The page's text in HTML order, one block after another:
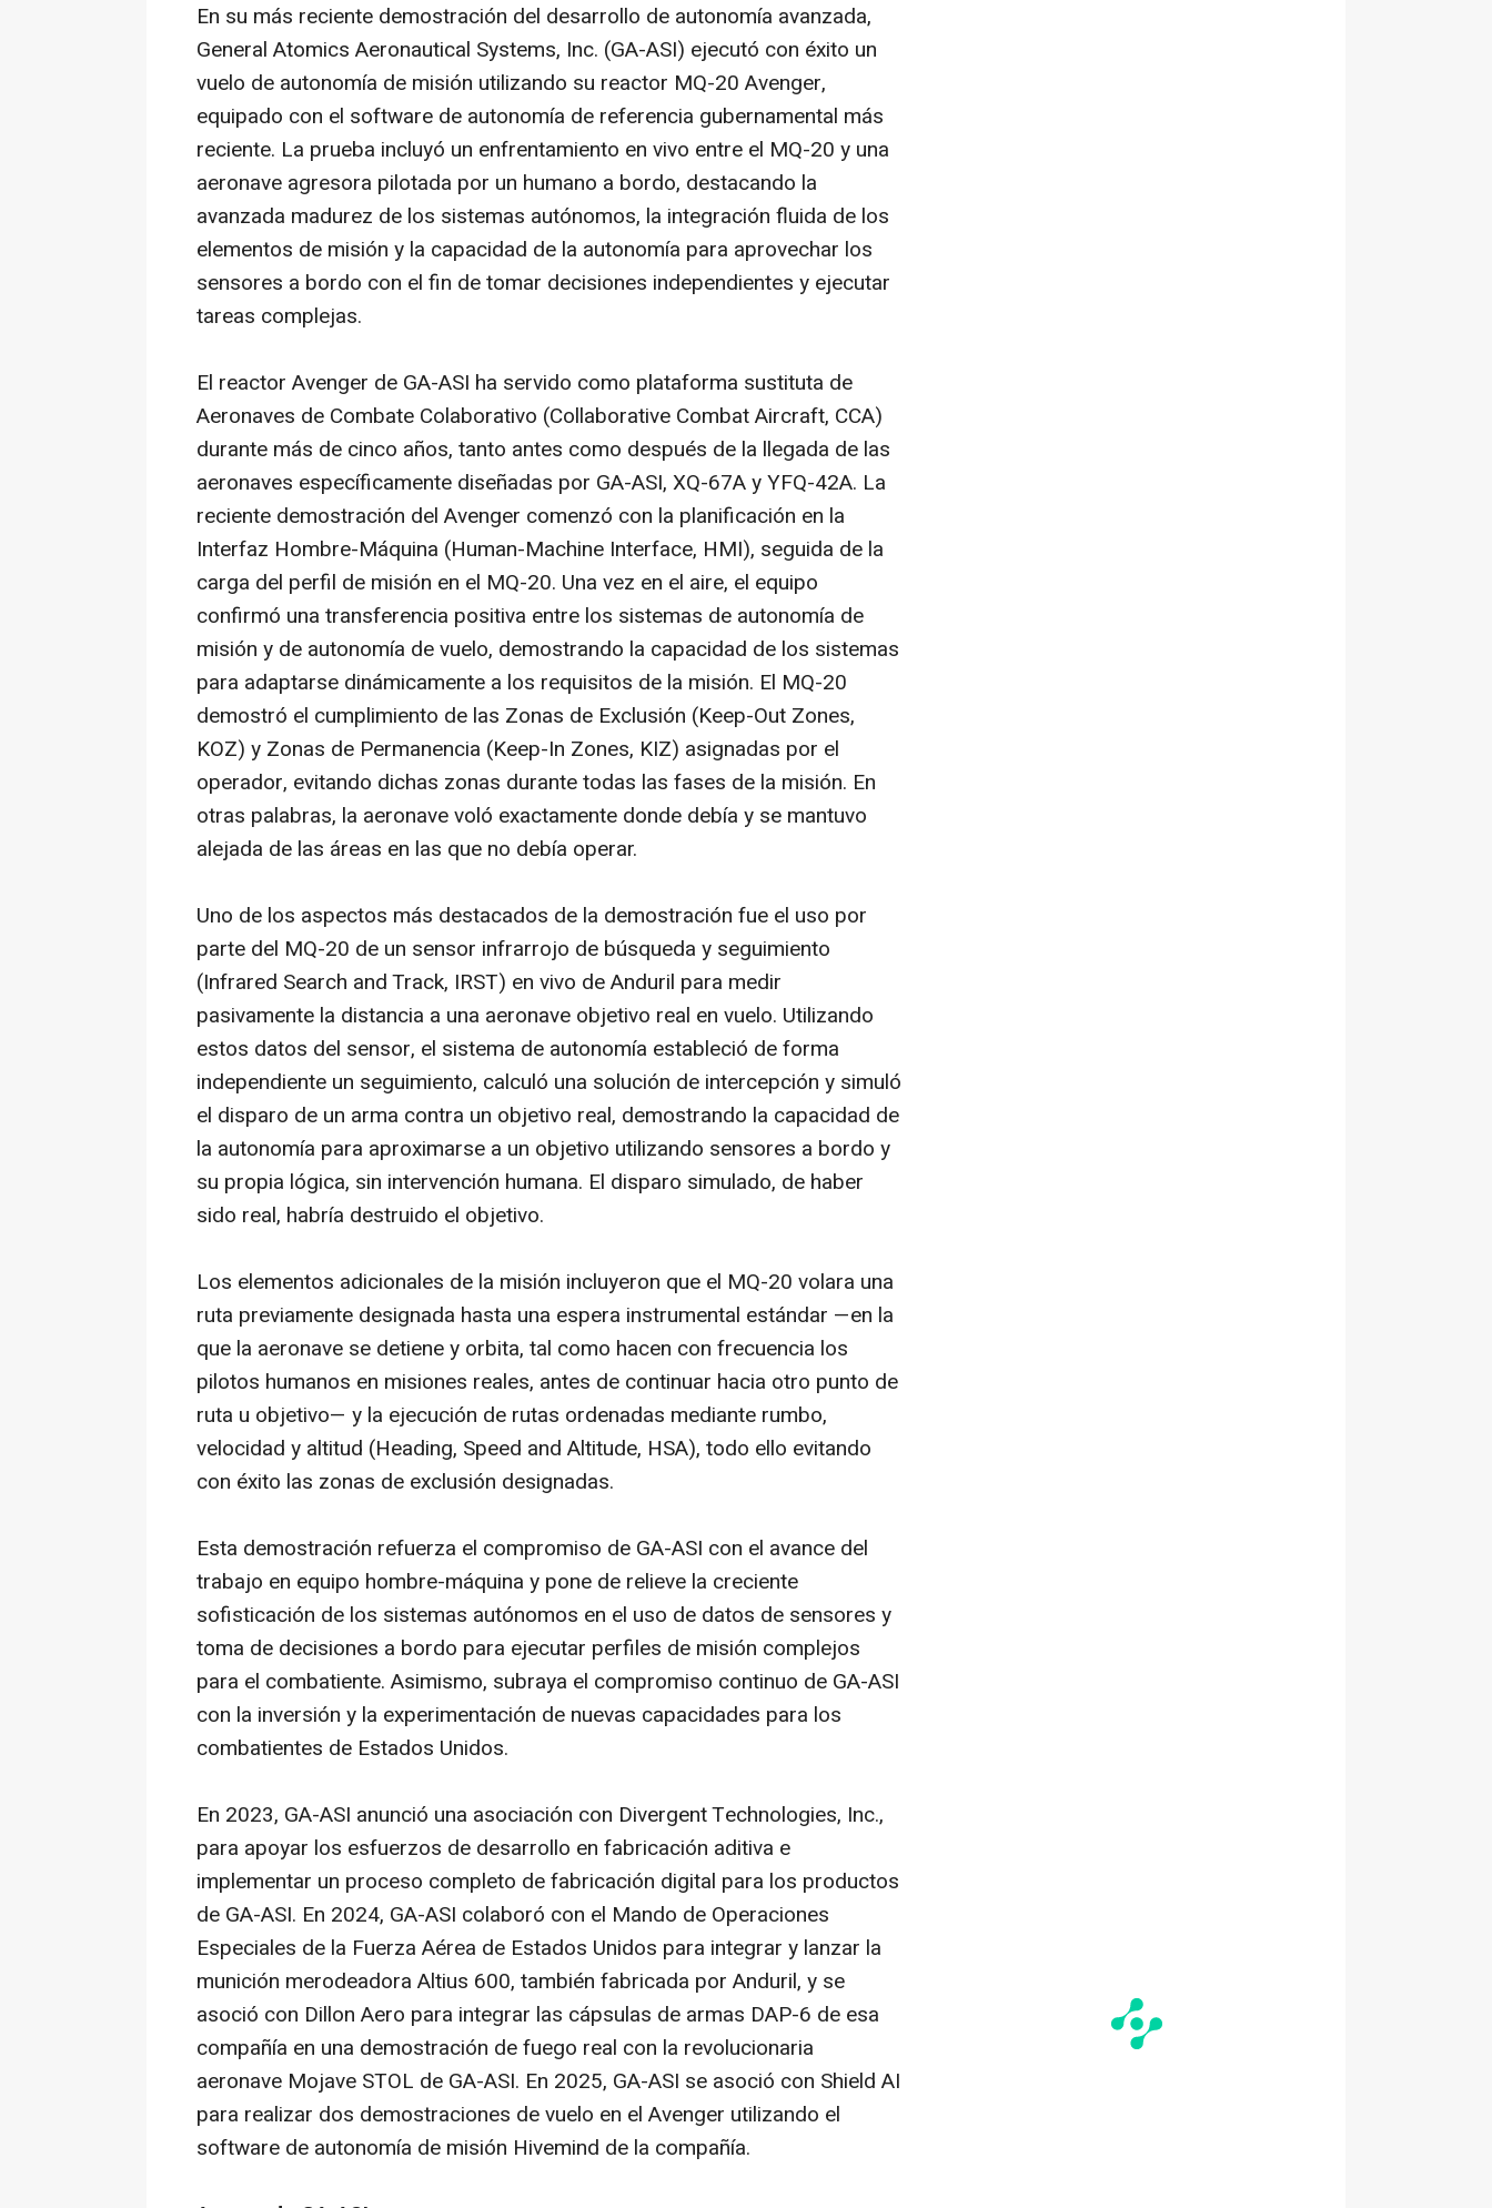
En su más reciente demostración del desarrollo de autonomía avanzada,
General Atomics Aeronautical Systems, Inc. (GA-ASI) ejecutó con éxito un
vuelo de autonomía de misión utilizando su reactor MQ-20 Avenger,
equipado con el software de autonomía de referencia gubernamental más
reciente. La prueba incluyó un enfrentamiento en vivo entre el MQ-20 y una
aeronave agresora pilotada por un humano a bordo, destacando la
avanzada madurez de los sistemas autónomos, la integración fluida de los
elementos de misión y la capacidad de la autonomía para aprovechar los
sensores a bordo con el fin de tomar decisiones independientes y ejecutar
tareas complejas.
El reactor Avenger de GA-ASI ha servido como plataforma sustituta de
Aeronaves de Combate Colaborativo (Collaborative Combat Aircraft, CCA)
durante más de cinco años, tanto antes como después de la llegada de las
aeronaves específicamente diseñadas por GA-ASI, XQ-67A y YFQ-42A. La
reciente demostración del Avenger comenzó con la planificación en la
Interfaz Hombre-Máquina (Human-Machine Interface, HMI), seguida de la
carga del perfil de misión en el MQ-20. Una vez en el aire, el equipo
confirmó una transferencia positiva entre los sistemas de autonomía de
misión y de autonomía de vuelo, demostrando la capacidad de los sistemas
para adaptarse dinámicamente a los requisitos de la misión. El MQ-20
demostró el cumplimiento de las Zonas de Exclusión (Keep-Out Zones,
KOZ) y Zonas de Permanencia (Keep-In Zones, KIZ) asignadas por el
operador, evitando dichas zonas durante todas las fases de la misión. En
otras palabras, la aeronave voló exactamente donde debía y se mantuvo
alejada de las áreas en las que no debía operar.
Uno de los aspectos más destacados de la demostración fue el uso por
parte del MQ-20 de un sensor infrarrojo de búsqueda y seguimiento
(Infrared Search and Track, IRST) en vivo de Anduril para medir
pasivamente la distancia a una aeronave objetivo real en vuelo. Utilizando
estos datos del sensor, el sistema de autonomía estableció de forma
independiente un seguimiento, calculó una solución de intercepción y simuló
el disparo de un arma contra un objetivo real, demostrando la capacidad de
la autonomía para aproximarse a un objetivo utilizando sensores a bordo y
su propia lógica, sin intervención humana. El disparo simulado, de haber
sido real, habría destruido el objetivo.
Los elementos adicionales de la misión incluyeron que el MQ-20 volara una
ruta previamente designada hasta una espera instrumental estándar —en la
que la aeronave se detiene y orbita, tal como hacen con frecuencia los
pilotos humanos en misiones reales, antes de continuar hacia otro punto de
ruta u objetivo— y la ejecución de rutas ordenadas mediante rumbo,
velocidad y altitud (Heading, Speed and Altitude, HSA), todo ello evitando
con éxito las zonas de exclusión designadas.
Esta demostración refuerza el compromiso de GA-ASI con el avance del
trabajo en equipo hombre-máquina y pone de relieve la creciente
sofisticación de los sistemas autónomos en el uso de datos de sensores y
toma de decisiones a bordo para ejecutar perfiles de misión complejos
para el combatiente. Asimismo, subraya el compromiso continuo de GA-ASI
con la inversión y la experimentación de nuevas capacidades para los
combatientes de Estados Unidos.
En 2023, GA-ASI anunció una asociación con Divergent Technologies, Inc.,
para apoyar los esfuerzos de desarrollo en fabricación aditiva e
implementar un proceso completo de fabricación digital para los productos
de GA-ASI. En 2024, GA-ASI colaboró con el Mando de Operaciones
Especiales de la Fuerza Aérea de Estados Unidos para integrar y lanzar la
munición merodeadora Altius 600, también fabricada por Anduril, y se
asoció con Dillon Aero para integrar las cápsulas de armas DAP-6 de esa
compañía en una demostración de fuego real con la revolucionaria
aeronave Mojave STOL de GA-ASI. En 2025, GA-ASI se asoció con Shield AI
para realizar dos demostraciones de vuelo en el Avenger utilizando el
software de autonomía de misión Hivemind de la compañía.